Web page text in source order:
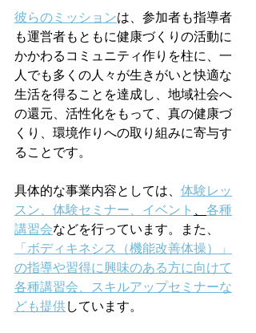
彼らのミッションは、参加者も指導者
も運営者もともに健康づくりの活動に
かかわるコミュニティ作りを柱に、一
人でも多くの人々が生きがいと快適な
生活を得ることを達成し、地域社会へ
の還元、活性化をもって、真の健康づ
くり、環境作りへの取り組みに寄与す
ることです。
具体的な事業内容としては、 体験レッ
スン、体験セミナー、イベント 、 各種
講習会などを行っています。また、
「ボディキネシス（機能改善体操）」
の指導や習得に興味のある方に向けて
各種講習会、スキルアップセミナーな
ども提供しています。